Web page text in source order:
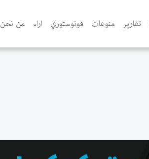
تقارير منوعات فوتوستوري اراء من نحن